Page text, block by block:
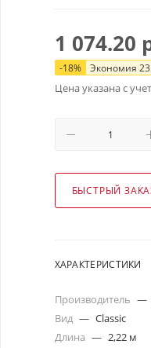
1 074.20
-18% Экономия
Цена указана с
БЫСТРЫЙ
ХАРАКТЕРИСТИКИ
Производитель —
Вид — Classic
Длина — 2,22 м